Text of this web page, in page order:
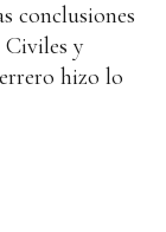
conclusiones
Civiles y
hizo lo